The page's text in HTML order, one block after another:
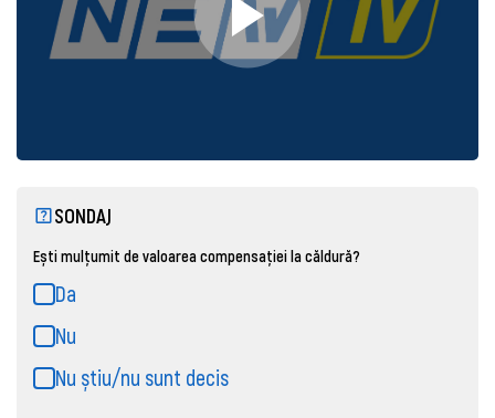
SONDAJ
Ești mulțumit de valoarea compensației la căldură?
Da
Nu
Nu știu/nu sunt decis